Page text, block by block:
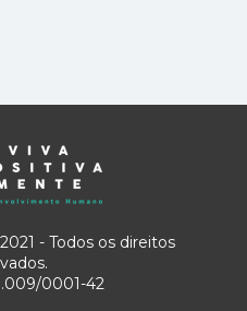
- Todos os direitos
0001-42